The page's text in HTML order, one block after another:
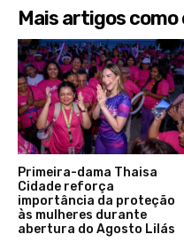
Mais artigos como
Primeira-dama Thaisa
Cidade reforça
importância da proteção
às mulheres durante
abertura do Agosto Lilás